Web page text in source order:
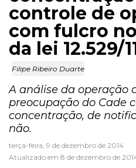
controle de
com fulcro no
da lei 12.529/
Filipe Ribeiro Duarte
A análise da operação
preocupação do Cade
concentração, de
não.
terça-feira, 9 de dezembro de 2014
Atualizado em 8 de dezembro de